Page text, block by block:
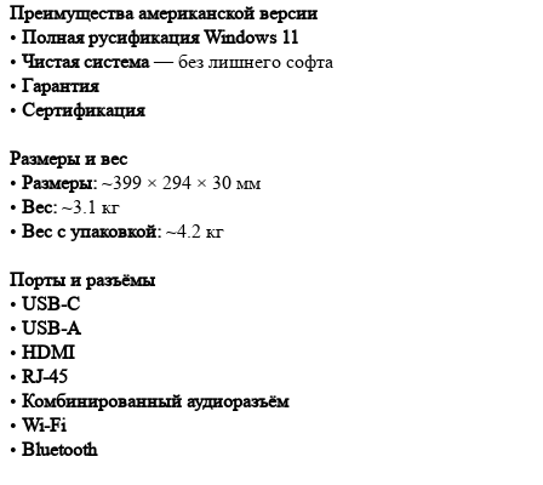
Преимущества американской версии
• Полная русификация Windows 11
• Чистая система— без лишнего софта
• Гарантия
• Сертификация
Размеры и вес
• Размеры: ~399 × 294 × 30 мм
• Вес: ~3.1 кг
• Вес с упаковкой: ~4.2 кг
Порты и разъёмы
• USB-C
• USB-A
• HDMI
• RJ-45
• Комбинированный аудиоразъём
• Wi-Fi
• Bluetooth